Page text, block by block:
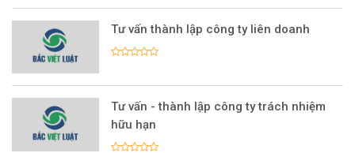
Tư vấn thành lập công ty liên doanh
Tư vấn - thành lập công ty trách nhiệm
hữu hạn